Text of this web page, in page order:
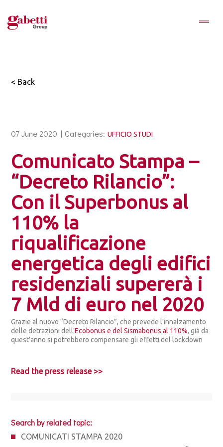
< Back
07 June 2020 | Categories: UFFICIO STUDI
Comunicato Stampa –
“Decreto Rilancio”:
Con il Superbonus al
110% la
riqualificazione
energetica degli edifici
residenziali supererà i
7 Mld di euro nel 2020
Grazie al nuovo “Decreto Rilancio”, che prevede l’innalzamento
delle detrazioni dell’Ecobonus e del Sismabonus al 110%, già da
quest’anno si potrebbero compensare gli effetti del lockdown
Read the press release >>
Search by related topic:
COMUNICATI STAMPA 2020